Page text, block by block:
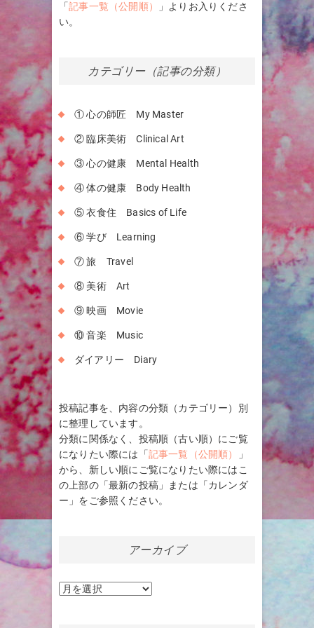
「記事一覧（公開順）
」よりお入りくださ
い。
カテゴリー（記事の分類）
① 心の師匠 My Master
② 臨床美術 Clinical Art
③ 心の健康 Mental Health
④ 体の健康 Body Health
⑤ 衣食住 Basics of Life
⑥ 学び Learning
⑦ 旅 Travel
⑧ 美術 Art
⑨ 映画 Movie
⑩ 音楽 Music
ダイアリー Diary
投稿記事を、内容の分類（カテゴリー）別
に整理しています。
分類に関係なく、投稿順（古い順）にご覧
になりたい際には「記事一覧（公開順）
」
から、新しい順にご覧になりたい際にはこ
の上部の「最新の投稿」または「カレンダ
ー」をご参照ください。
アーカイブ
ア